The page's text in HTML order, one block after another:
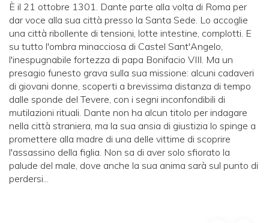
È il 21 ottobre 1301. Dante parte alla volta di Roma per
dar voce alla sua città presso la Santa Sede. Lo accoglie
una città ribollente di tensioni, lotte intestine, complotti. E
su tutto l'ombra minacciosa di Castel Sant'Angelo,
l'inespugnabile fortezza di papa Bonifacio VIII. Ma un
presagio funesto grava sulla sua missione: alcuni cadaveri
di giovani donne, scoperti a brevissima distanza di tempo
dalle sponde del Tevere, con i segni inconfondibili di
mutilazioni rituali. Dante non ha alcun titolo per indagare
nella città straniera, ma la sua ansia di giustizia lo spinge a
promettere alla madre di una delle vittime di scoprire
l'assassino della figlia. Non sa di aver solo sfiorato la
palude del male, dove anche la sua anima sarà sul punto di
perdersi...